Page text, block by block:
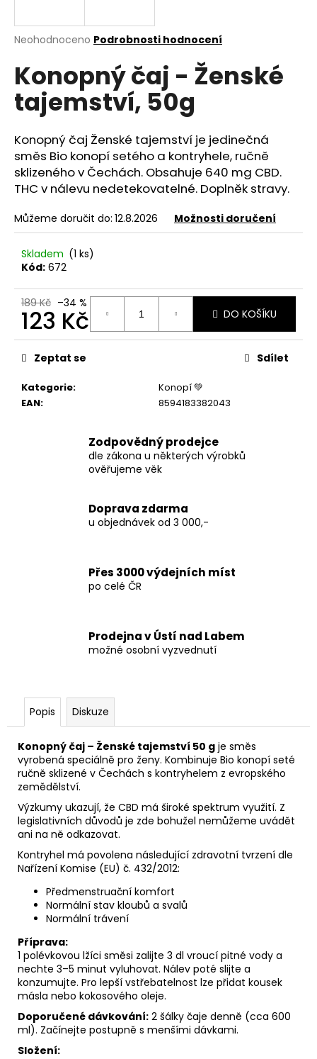
Průměrné
produktu
je
0,0
z
hvězdiček.
Neohodnoceno Podrobnosti hodnocení
Konopný čaj - Ženské
tajemství, 50g
Konopný čaj Ženské tajemství je jedinečná
směs Bio konopí setého a kontryhele, ručně
sklizeného v Čechách. Obsahuje 640 mg CBD.
THC v nálevu nedetekovatelné. Doplněk stravy.
Můžeme doručit do: 12.8.2026 Možnosti doručení
Skladem (1 ks)
Kód: 672
189 Kč –34 %
123 Kč
Měrná
cena:
DO KOŠÍKU
Kategorie:
Konopí 💚
EAN: 8594183382043
Zeptat se Sdílet
Zodpovědný prodejce
dle zákona u některých výrobků
ověřujeme věk
Doprava zdarma
u objednávek od 3 000,-
Přes 3000 výdejních míst
po celé ČR
Prodejna v Ústí nad Labem
možné osobní vyzvednutí
Popis Diskuze
Konopný čaj – Ženské tajemství 50 g je směs
vyrobená speciálně pro ženy. Kombinuje Bio konopí seté
ručně sklizené v Čechách s kontryhelem z evropského
zemědělství.
Výzkumy ukazují, že CBD má široké spektrum využití. Z
legislativních důvodů je zde bohužel nemůžeme uvádět
ani na ně odkazovat.
Kontryhel má povolena následující zdravotní tvrzení dle
Nařízení Komise (EU) č. 432/2012:
Předmenstruační komfort
Normální stav kloubů a svalů
Normální trávení
Příprava:
1 polévkovou lžíci směsi zalijte 3 dl vroucí pitné vody a
nechte 3–5 minut vyluhovat. Nálev poté slijte a
konzumujte. Pro lepší vstřebatelnost lze přidat kousek
másla nebo kokosového oleje.
Doporučené dávkování: 2 šálky čaje denně (cca 600
ml). Začínejte postupně s menšími dávkami.
Složení:
j
t
?
HLEDAT
D
p
o
r
u
č
u
e
m
e